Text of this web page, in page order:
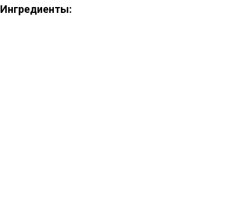
Ингредиенты: